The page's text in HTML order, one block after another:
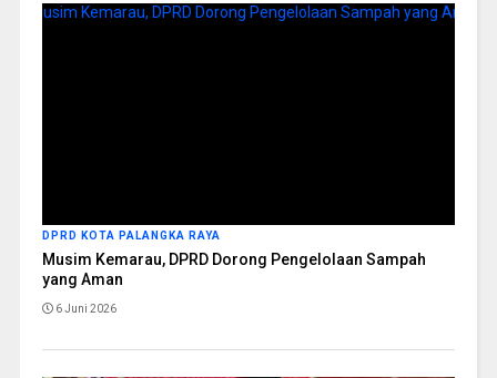
DPRD KOTA PALANGKA RAYA
Musim Kemarau, DPRD Dorong Pengelolaan Sampah
yang Aman
6 Juni 2026